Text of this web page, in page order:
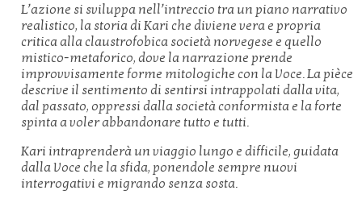
L’azione si sviluppa nell’intreccio tra un piano narrativo
realistico, la storia di Kari che diviene vera e propria
critica alla claustrofobica società norvegese e quello
mistico-metaforico, dove la narrazione prende
improvvisamente forme mitologiche con la Voce. La pièce
descrive il sentimento di sentirsi intrappolati dalla vita,
dal passato, oppressi dalla società conformista e la forte
spinta a voler abbandonare tutto e tutti.
Kari intraprenderà un viaggio lungo e difficile, guidata
dalla Voce che la sfida, ponendole sempre nuovi
interrogativi e migrando senza sosta.